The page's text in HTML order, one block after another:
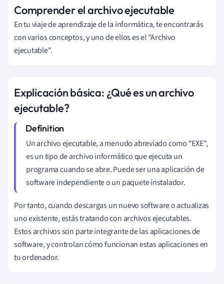
Comprender el archivo ejecutable
En tu viaje de aprendizaje de la informática, te encontrarás
con varios conceptos, y uno de ellos es el "Archivo
ejecutable".
Explicación básica: ¿Qué es un archivo
ejecutable?
Un archivo ejecutable, a menudo abreviado como "EXE",
es un tipo de archivo informático que ejecuta un
programa cuando se abre. Puede ser una aplicación de
software independiente o un paquete instalador.
Por tanto, cuando descargas un nuevo software o actualizas
uno existente, estás tratando con archivos ejecutables.
Estos archivos son parte integrante de las aplicaciones de
software, y controlan cómo funcionan estas aplicaciones en
tu ordenador.